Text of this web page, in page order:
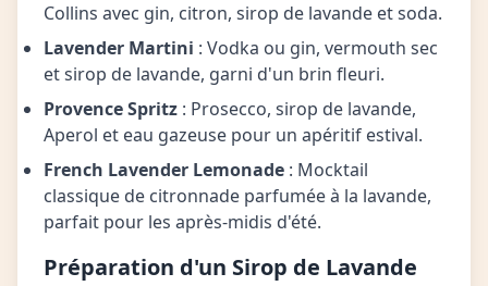
Collins avec gin, citron, sirop de lavande et soda.
Lavender Martini : Vodka ou gin, vermouth sec
et sirop de lavande, garni d'un brin fleuri.
Provence Spritz : Prosecco, sirop de lavande,
Aperol et eau gazeuse pour un apéritif estival.
French Lavender Lemonade : Mocktail
classique de citronnade parfumée à la lavande,
parfait pour les après-midis d'été.
Préparation d'un Sirop de Lavande